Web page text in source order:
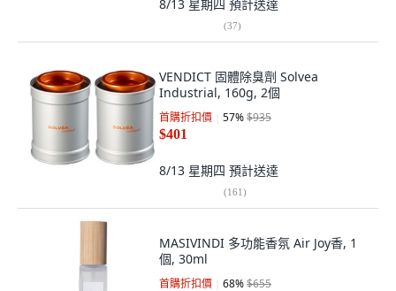
8/13 星期四 預計送達
(37)
VENDICT 固體除臭劑 Solvea
Industrial, 160g, 2個
首購折扣價 57%$935
$401
8/13 星期四 預計送達
(161)
MASIVINDI 多功能香氛 Air Joy香, 1
個, 30ml
首購折扣價 68%$655